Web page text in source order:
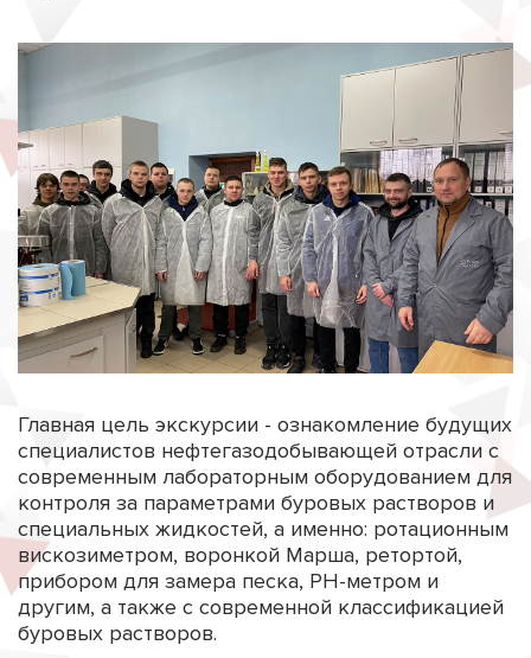
Главная цель экскурсии - ознакомление будущих
специалистов нефтегазодобывающей отрасли с
современным лабораторным оборудованием для
контроля за параметрами буровых растворов и
специальных жидкостей, а именно: ротационным
вискозиметром, воронкой Марша, ретортой,
прибором для замера песка, РН-метром и
другим, а также с современной классификацией
буровых растворов.